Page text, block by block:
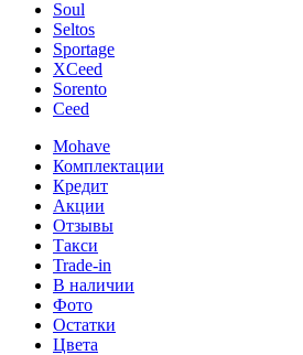
Soul
Seltos
Sportage
XCeed
Sorento
Ceed
Mohave
Комплектации
Кредит
Акции
Отзывы
Такси
Trade-in
В наличии
Фото
Остатки
Цвета